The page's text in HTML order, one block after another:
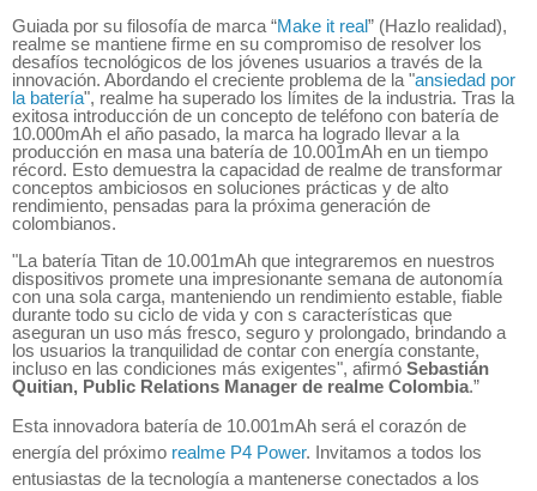
Guiada por su filosofía de marca “Make it real” (Hazlo realidad),
realme se mantiene firme en su compromiso de resolver los
desafíos tecnológicos de los jóvenes usuarios a través de la
innovación. Abordando el creciente problema de la "ansiedad por
la batería", realme ha superado los límites de la industria. Tras la
exitosa introducción de un concepto de teléfono con batería de
10.000mAh el año pasado, la marca ha logrado llevar a la
producción en masa una batería de 10.001mAh en un tiempo
récord. Esto demuestra la capacidad de realme de transformar
conceptos ambiciosos en soluciones prácticas y de alto
rendimiento, pensadas para la próxima generación de
colombianos.
"La batería Titan de 10.001mAh que integraremos en nuestros
dispositivos promete una impresionante semana de autonomía
con una sola carga, manteniendo un rendimiento estable, fiable
durante todo su ciclo de vida y con s características que
aseguran un uso más fresco, seguro y prolongado, brindando a
los usuarios la tranquilidad de contar con energía constante,
incluso en las condiciones más exigentes", afirmó Sebastián
Quitian, Public Relations Manager de realme Colombia.”
Esta innovadora batería de 10.001mAh será el corazón de
energía del próximo realme P4 Power. Invitamos a todos los
entusiastas de la tecnología a mantenerse conectados a los